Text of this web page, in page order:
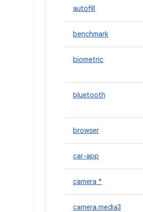
autofill
benchmark
biometric
bluetooth
browser
car-app
camera *
camera.media3